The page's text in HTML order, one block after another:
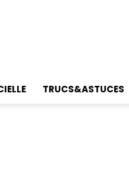
TRUCS&ASTUCES